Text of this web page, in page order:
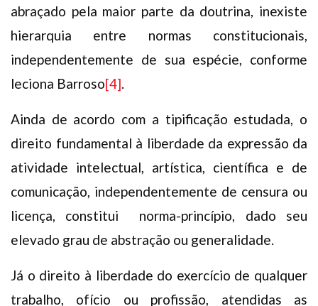
abraçado pela maior parte da doutrina, inexiste
hierarquia entre normas constitucionais,
independentemente de sua espécie, conforme
leciona Barroso[4].
Ainda de acordo com a tipificação estudada, o
direito fundamental à liberdade da expressão da
atividade intelectual, artística, científica e de
comunicação, independentemente de censura ou
licença, constitui norma-princípio, dado seu
elevado grau de abstração ou generalidade.
Já o direito à liberdade do exercício de qualquer
trabalho, ofício ou profissão, atendidas as